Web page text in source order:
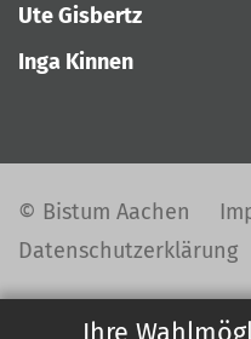
Ute Gisbertz
Inga Kinnen
© Bistum Aachen
Datenschutzerklärung